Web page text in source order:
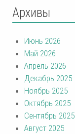
Архивы
Июнь 2026
Май 2026
Апрель 2026
Декабрь 2025
Ноябрь 2025
Октябрь 2025
Сентябрь 2025
Август 2025